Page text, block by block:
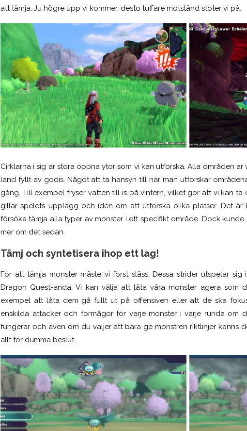
att tämja. Ju högre upp vi kommer, desto tuffare motstånd stöter vi på.
Cirklarna i sig är stora öppna ytor som vi kan utforska. Alla områden
land fyllt av godis. Något att ta hänsyn till när man utforskar
gång. Till exempel fryser vatten till is på vintern, vilket gör att vi kan
gillar spelets upplägg och idén om att utforska olika platser. Det
försöka tämja alla typer av monster i ett specifikt område. Dock
mer om det sedan.
Tämj och syntetisera ihop ett lag!
För att tämja monster måste vi först slåss. Dessa strider utspelar
Dragon Quest-anda. Vi kan välja att låta våra monster agera som
exempel att låta dem gå fullt ut på offensiven eller att de ska
enskilda attacker och förmågor för varje monster ivarje runda om
fungerar och även om du väljer att bara ge monstren riktlinjer känns
alltför dumma beslut.